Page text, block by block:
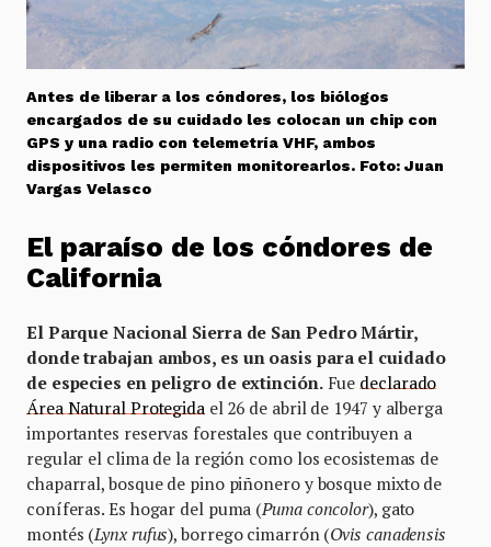
Antes de liberar a los cóndores, los biólogos
encargados de su cuidado les colocan un chip con
GPS y una radio con telemetría VHF, ambos
dispositivos les permiten monitorearlos. Foto: Juan
Vargas Velasco
El paraíso de los cóndores de
California
El Parque Nacional Sierra de San Pedro Mártir,
donde trabajan ambos, es un oasis para el cuidado
de especies en peligro de extinción.Fuedeclarado
Área Natural Protegidael 26 de abril de 1947 y alberga
importantes reservas forestales que contribuyen a
regular el clima de la región como los ecosistemas de
chaparral, bosque de pino piñonero y bosque mixto de
coníferas. Es hogar del puma (Puma concolor), gato
montés (Lynx rufus), borrego cimarrón (Ovis canadensis